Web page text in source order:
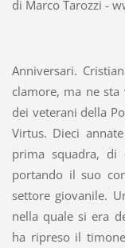
di Marco Tarozzi -
Anniversari.
clamore, ma ne
dei veterani della
Virtus. Dieci
prima squadra, di
portando il suo
settore giovanile.
nella quale si era
ha ripreso il